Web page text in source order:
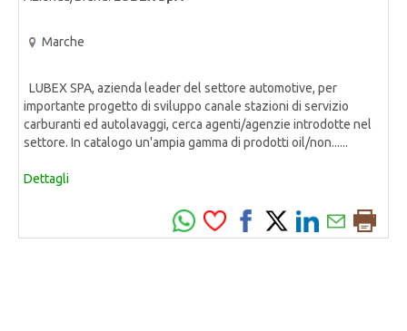
Marche
LUBEX SPA, azienda leader del settore automotive, per
importante progetto di sviluppo canale stazioni di servizio
carburanti ed autolavaggi, cerca agenti/agenzie introdotte nel
settore. In catalogo un'ampia gamma di prodotti oil/non......
Dettagli